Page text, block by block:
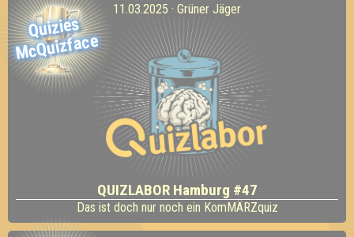
Quizies
Mc
Quizface
11.03.2025 · Grüner Jäger
QUIZLABOR Hamburg #47
Das ist doch nur noch ein KomMÄRZquiz